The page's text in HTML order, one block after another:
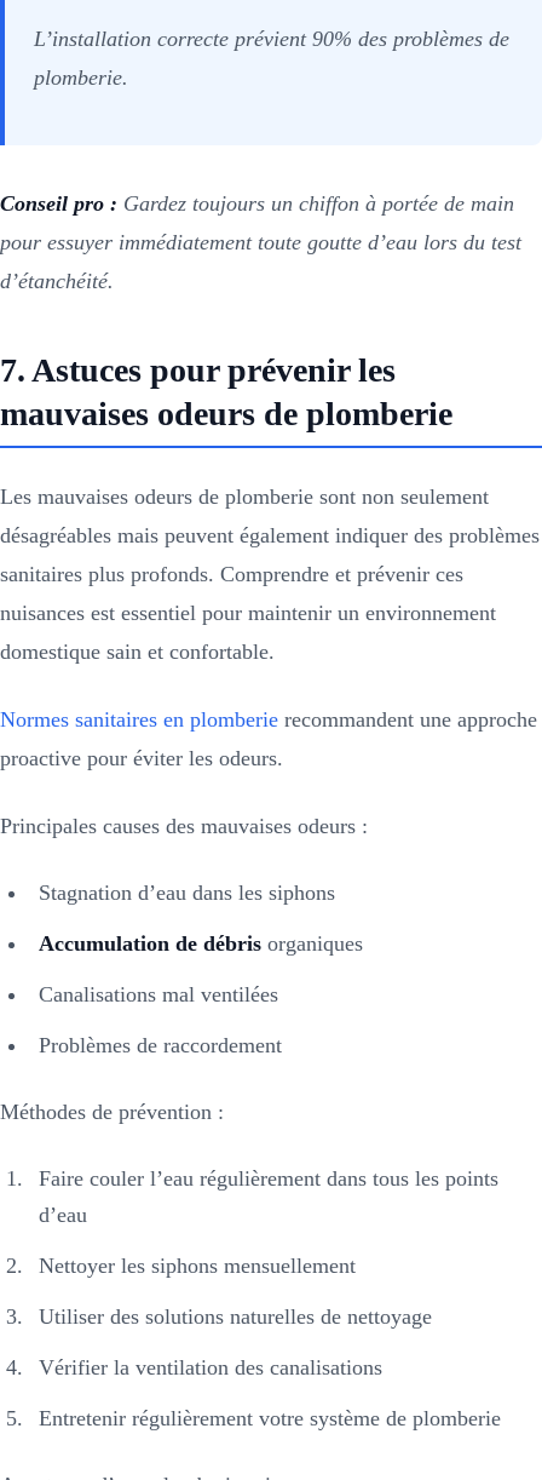
L’installation correcte prévient 90% des problèmes de
plomberie.
Conseil pro : Gardez toujours un chiffon à portée de main
pour essuyer immédiatement toute goutte d’eau lors du test
d’étanchéité.
7. Astuces pour prévenir les
mauvaises odeurs de plomberie
Les mauvaises odeurs de plomberie sont non seulement
désagréables mais peuvent également indiquer des problèmes
sanitaires plus profonds. Comprendre et prévenir ces
nuisances est essentiel pour maintenir un environnement
domestique sain et confortable.
Normes sanitaires en plomberie recommandent une approche
proactive pour éviter les odeurs.
Principales causes des mauvaises odeurs :
Stagnation d’eau dans les siphons
Accumulation de débris organiques
Canalisations mal ventilées
Problèmes de raccordement
Méthodes de prévention :
Faire couler l’eau régulièrement dans tous les points
d’eau
Nettoyer les siphons mensuellement
Utiliser des solutions naturelles de nettoyage
Vérifier la ventilation des canalisations
Entretenir régulièrement votre système de plomberie